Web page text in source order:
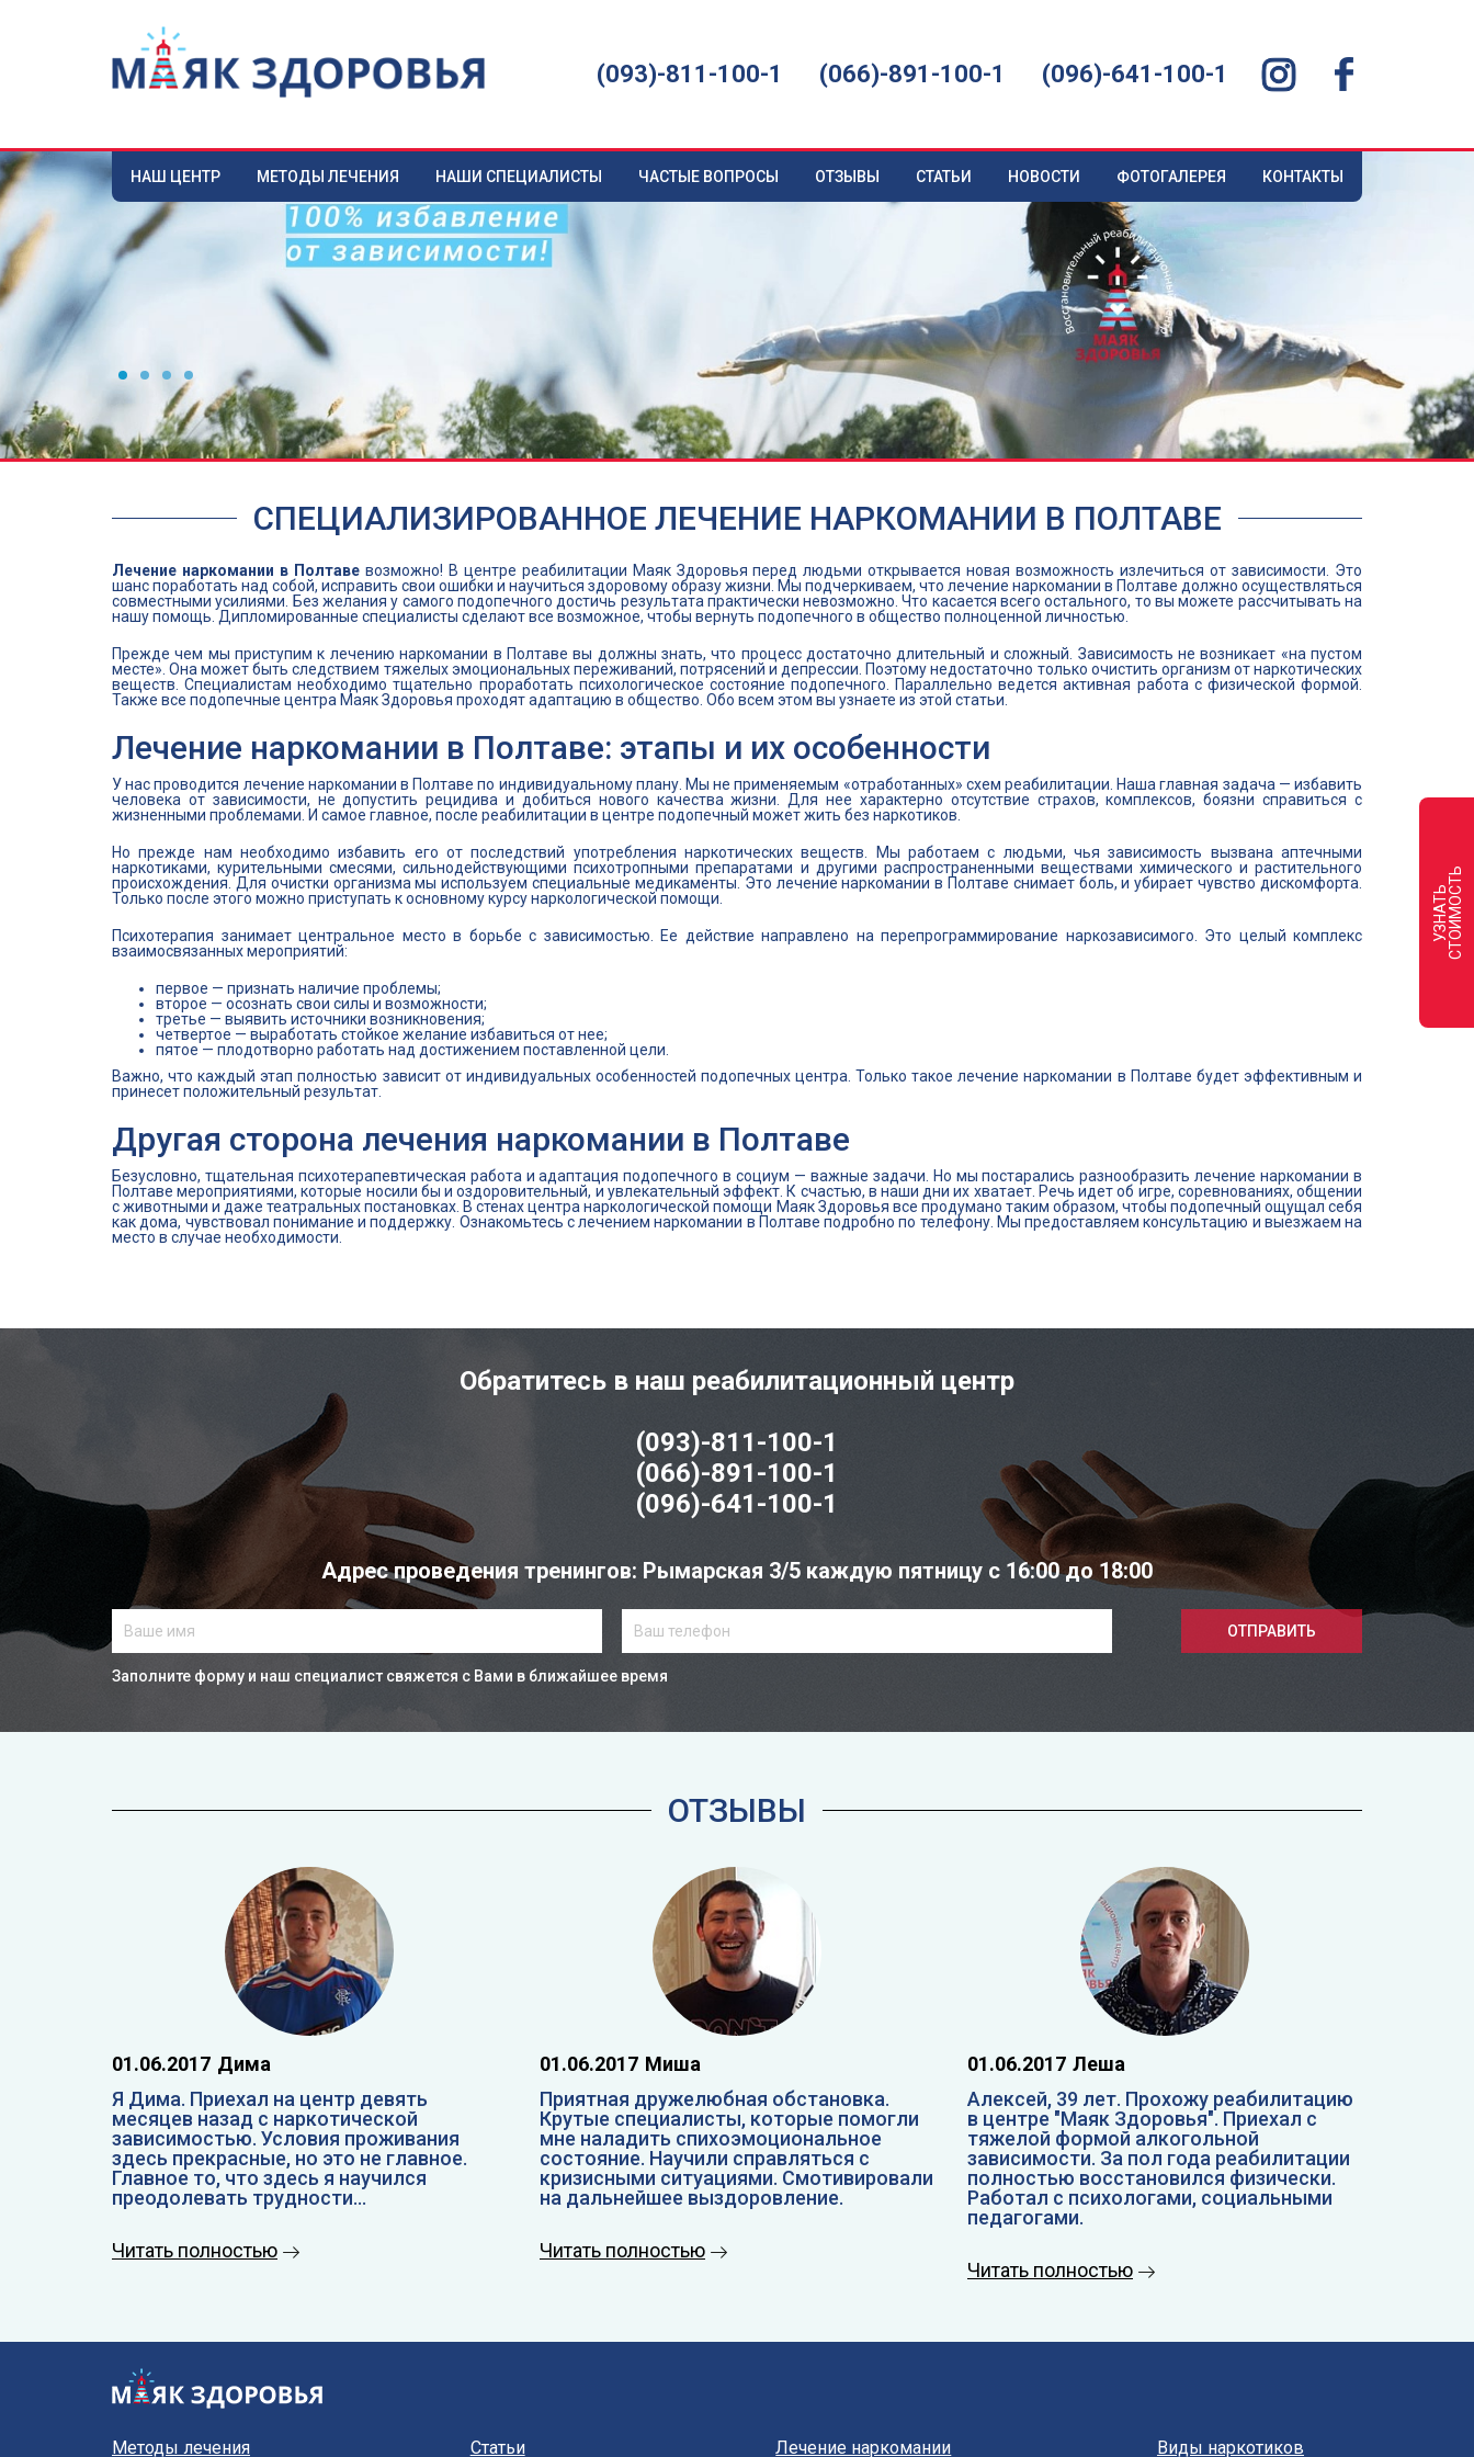
(093)-811-100-1 (066)-891-100-1 (096)-641-100-1
НАШ ЦЕНТР МЕТОДЫ ЛЕЧЕНИЯ НАШИ СПЕЦИАЛИСТЫ ЧАСТЫЕ ВОПРОСЫ ОТЗЫВЫ СТАТЬИ НОВОСТИ ФОТОГАЛЕРЕЯ КОНТАКТЫ
СПЕЦИАЛИЗИРОВАННОЕ ЛЕЧЕНИЕ НАРКОМАНИИ В ПОЛТАВЕ
Лечение наркомании в Полтавевозможно! В центре реабилитации Маяк Здоровья перед людьми открывается новая возможность излечиться от зависимости. Это
шанс поработать над собой, исправить свои ошибки и научиться здоровому образу жизни. Мы подчеркиваем, что лечение наркомании в Полтаве должно осуществляться
совместными усилиями. Без желания у самого подопечного достичь результата практически невозможно. Что касается всего остального, то вы можете рассчитывать на
нашу помощь. Дипломированные специалисты сделают все возможное, чтобы вернуть подопечного в общество полноценной личностью.
Прежде чем мы приступим к лечению наркомании в Полтаве вы должны знать, что процесс достаточно длительный и сложный. Зависимость не возникает «на пустом
месте». Она может быть следствием тяжелых эмоциональных переживаний, потрясений и депрессии. Поэтому недостаточно только очистить организм от наркотических
веществ. Специалистам необходимо тщательно проработать психологическое состояние подопечного. Параллельно ведется активная работа с физической формой.
Также все подопечные центра Маяк Здоровья проходят адаптацию в общество. Обо всем этом вы узнаете из этой статьи.
Лечение наркомании в Полтаве: этапы и их особенности
У нас проводится лечение наркомании в Полтаве по индивидуальному плану. Мы не применяемым «отработанных» схем реабилитации. Наша главная задача — избавить
человека от зависимости, не допустить рецидива и добиться нового качества жизни. Для нее характерно отсутствие страхов, комплексов, боязни справиться с
жизненными проблемами. И самое главное, после реабилитации в центре подопечный может жить без наркотиков.
Но прежде нам необходимо избавить его от последствий употребления наркотических веществ. Мы работаем с людьми, чья зависимость вызвана аптечными
наркотиками, курительными смесями, сильнодействующими психотропными препаратами и другими распространенными веществами химического и растительного
происхождения. Для очистки организма мы используем специальные медикаменты. Это лечение наркомании в Полтаве снимает боль, и убирает чувство дискомфорта.
Только после этого можно приступать к основному курсу наркологической помощи.
Психотерапия занимает центральное место в борьбе с зависимостью. Ее действие направлено на перепрограммирование наркозависимого. Это целый комплекс
взаимосвязанных мероприятий:
первое — признать наличие проблемы;
второе — осознать свои силы и возможности;
третье — выявить источники возникновения;
четвертое — выработать стойкое желание избавиться от нее;
пятое — плодотворно работать над достижением поставленной цели.
Важно, что каждый этап полностью зависит от индивидуальных особенностей подопечных центра. Только такое лечение наркомании в Полтаве будет эффективным и
принесет положительный результат.
Другая сторона лечения наркомании в Полтаве
Безусловно, тщательная психотерапевтическая работа и адаптация подопечного в социум — важные задачи. Но мы постарались разнообразить лечение наркомании в
Полтаве мероприятиями, которые носили бы и оздоровительный, и увлекательный эффект. К счастью, в наши дни их хватает. Речь идет об игре, соревнованиях, общении
с животными и даже театральных постановках. В стенах центра наркологической помощи Маяк Здоровья все продумано таким образом, чтобы подопечный ощущал себя
как дома, чувствовал понимание и поддержку. Ознакомьтесь с лечением наркомании в Полтаве подробно по телефону. Мы предоставляем консультацию и выезжаем на
место в случае необходимости.
Обратитесь в наш реабилитационный центр
(093)-811-100-1
(066)-891-100-1
(096)-641-100-1
Адрес проведения тренингов: Рымарская 3/5 каждую пятницу с 16:00 до 18:00
Заполните форму и наш специалист свяжется с Вами в ближайшее время
ОТПРАВИТЬ
ОТЗЫВЫ
01.06.2017 Дима
Я Дима. Приехал на центр девять
месяцев назад с наркотической
зависимостью. Условия проживания
здесь прекрасные, но это не главное.
Главное то, что здесь я научился
преодолевать трудности...
Читать полностью
01.06.2017 Миша
Приятная дружелюбная обстановка.
Крутые специалисты, которые помогли
мне наладить спихоэмоциональное
состояние. Научили справляться с
кризисными ситуациями. Смотивировали
на дальнейшее выздоровление.
Читать полностью
01.06.2017 Леша
Алексей, 39 лет. Прохожу реабилитацию
в центре "Маяк Здоровья". Приехал с
тяжелой формой алкогольной
зависимости. За пол года реабилитации
полностью восстановился физически.
Работал с психологами, социальными
педагогами.
Читать полностью
Методы лечения Статьи Лечение наркомании Виды наркотиков
У
З
Н
А
Т
Ь
С
Т
О
И
М
О
С
ТЬ